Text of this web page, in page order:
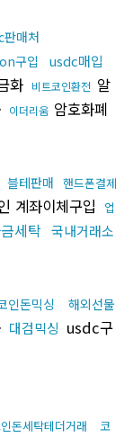
매처
구입 usdc매입
화 비트코인환전 알
이더리움 암호화폐
블테판매 핸드폰결제
계좌이체구입
업
세탁 국내거래소
인돈믹싱
해외선물
대검믹싱 usdc구
돈세탁테더거래
코